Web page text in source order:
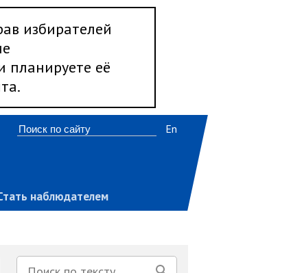
избирателей
планируете её
наблюдателем
En